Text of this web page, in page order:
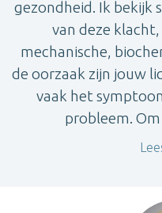
gezondheid. Ik bekijk
van deze
mechanische,
de oorzaak zijn jouw
vaak het
probleem.